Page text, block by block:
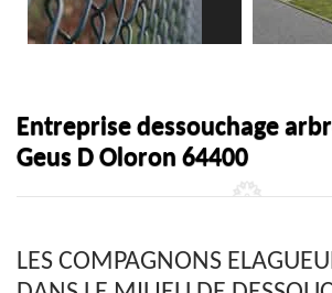
Entreprise dessouchage
Geus D Oloron 64400
LES COMPAGNONS